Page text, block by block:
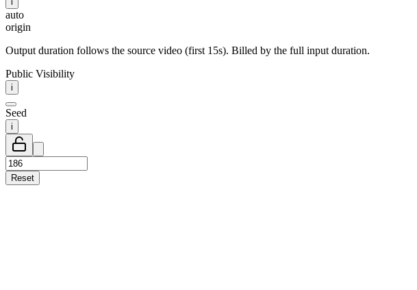
auto
origin
Output duration follows the source video (first 15s). Billed by the full input duration.
Public Visibility
i
Seed
i
Reset